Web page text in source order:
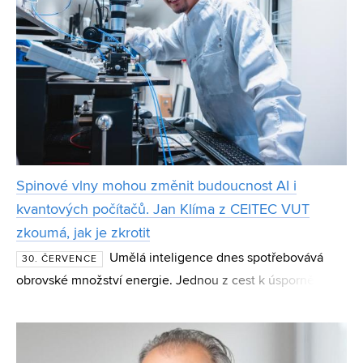
Spinové vlny mohou změnit budoucnost AI i
kvantových počítačů. Jan Klíma z CEITEC VUT
zkoumá, jak je zkrotit
30. ČERVENCE
Umělá inteligence dnes spotřebovává
obrovské množství energie. Jednou z cest k úspornějším
které vědci zkoumají jako základ nové generace čipů i